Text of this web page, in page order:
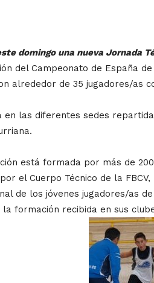
domingo una nueva Jornada
del Campeonato de España
alrededor de 35 jugadores/as
en las diferentes sedes
está formada por más de
el Cuerpo Técnico de la
de los jóvenes jugadores/as
formación recibida en sus